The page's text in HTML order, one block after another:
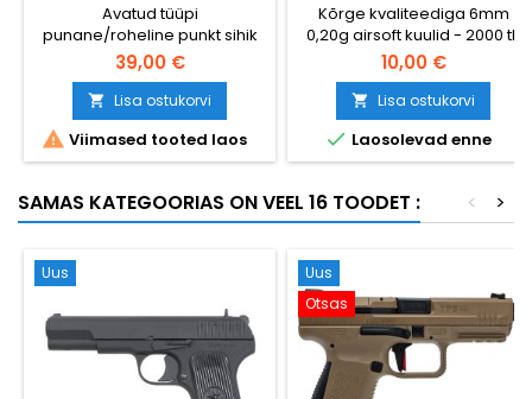
Avatud tüüpi
punane/roheline punkt sihik
airsoftile - 4 mustrit, 2 värvi
39,00 €
 Lisa ostukorvi
 Viimased tooted laos
Kõrge kvaliteediga 6mm
0,20g airsoft kuulid - 2000 tk
plastikkilekotis. Universaalne
standardkaal, ühilduv
peaaegu kõigi AEG
vintpüsside ja
vedrurelvadega. Sile pind,
ühtlane 5,95mm läbimõõt,
10,00 €
 Lisa ostukorvi
 Laosolevad enne
SAMAS KATEGOORIAS ON VEEL 16 TOODET : >
<
Uus
Uus
Otsas